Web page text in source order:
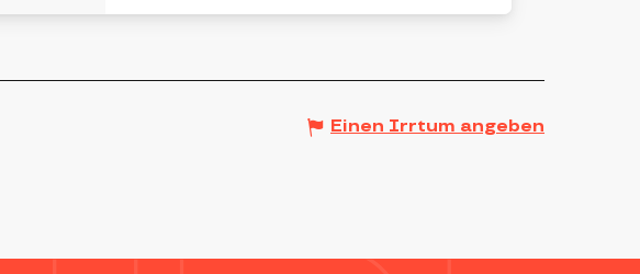
Einen Irrtum angeben